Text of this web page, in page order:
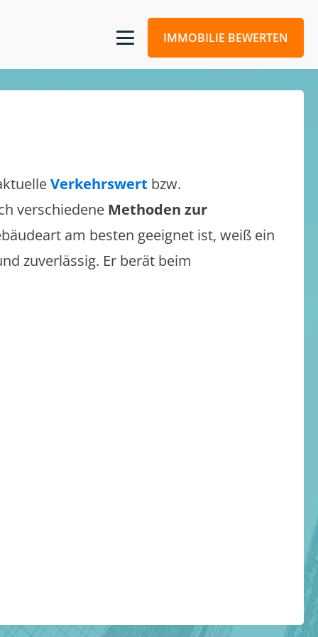
IMMOBILIE BEWERTEN
Verkehrswert bzw.
verschiedene Methoden zur
am besten geeignet ist, weiß ein
zuverlässig. Er berät beim